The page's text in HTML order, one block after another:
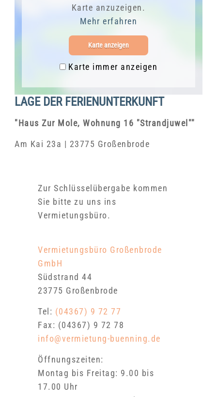
Karte anzuzeigen.
Mehr erfahren
Karte anzeigen
Karte immer anzeigen
LAGE DER FERIENUNTERKUNFT
"Haus Zur Mole, Wohnung 16 "Strandjuwel""
Am Kai 23a | 23775 Großenbrode
Zur Schlüsselübergabe kommen
Sie bitte zu uns ins
Vermietungsbüro.
Vermietungsbüro Großenbrode
GmbH
Südstrand 44
23775 Großenbrode
Tel: (04367) 9 72 77
Fax: (04367) 9 72 78
info@vermietung-buenning.de
Öffnungszeiten:
Montag bis Freitag: 9.00 bis
17.00 Uhr